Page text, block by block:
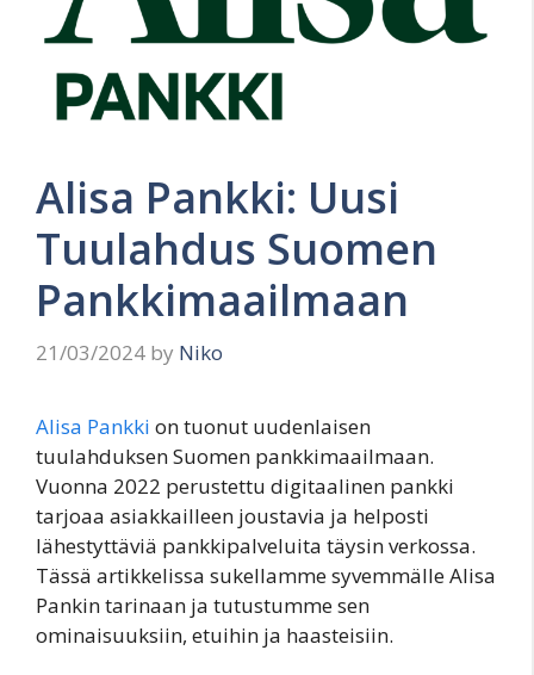
Alisa Pankki: Uusi
Tuulahdus Suomen
Pankkimaailmaan
21/03/2024 by Niko
Alisa Pankki on tuonut uudenlaisen
tuulahduksen Suomen pankkimaailmaan.
Vuonna 2022 perustettu digitaalinen pankki
tarjoaa asiakkailleen joustavia ja helposti
lähestyttäviä pankkipalveluita täysin verkossa.
Tässä artikkelissa sukellamme syvemmälle Alisa
Pankin tarinaan ja tutustumme sen
ominaisuuksiin, etuihin ja haasteisiin.